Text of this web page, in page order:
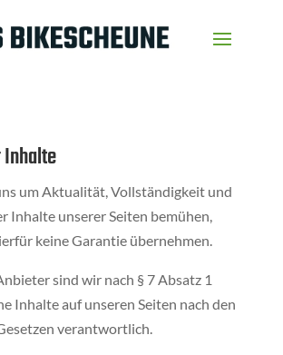
um Aktualität, Vollständigkeit und
Inhalte unserer Seiten bemühen,
keine Garantie übernehmen.
sind wir nach § 7 Absatz 1
Inhalte auf unseren Seiten nach den
verantwortlich.